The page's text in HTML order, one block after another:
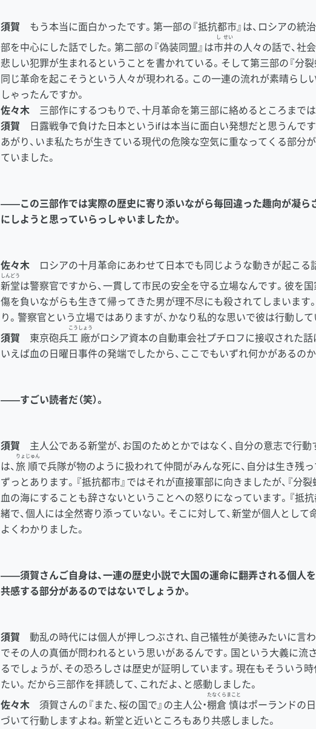
須賀 もう本当に面白かったです。第一部の『抵抗都市』は、ロシアの
部を中心にした話でした。第二部の『偽装同盟』は市
し
井
せい
の人々の話で、社
悲しい犯罪が生まれるということを書かれている。そして第三部の『分
同じ革命を起こそうという人々が現われる。この一連の流れが素晴らし
しゃったんですか。
佐々木 三部作にするつもりで、十月革命を第三部に絡めるところまで
須賀 日露戦争で負けた日本というifは本当に面白い発想だと思うんで
あがり、いま私たちが生きている現代の危険な空気に重なってくる部分
ていました。
――この三部作では実際の歴史に寄り添いながら毎回違った趣向が凝ら
にしようと思っていらっしゃいましたか。
佐々木 ロシアの十月革命にあわせて日本でも同じような動きが起こる
新堂
しんどう
は警察官ですから、一貫して市民の安全を守る立場なんです。彼を
傷を負いながらも生きて帰ってきた男が理不尽にも殺されてしまいます
り。警察官という立場ではありますが、かなり私的な思いで彼は行動して
須賀 東京砲兵工
こう
廠
しょう
がロシア資本の自動車会社プチロフに接収された話
いえば血の日曜日事件の発端でしたから、ここでもいずれ何かがあるの
――すごい読者だ（笑）。
須賀 主人公である新堂が、お国のためとかではなく、自分の意志で行
は、旅
りょ
順
じゅん
で兵隊が物のように扱われて仲間がみんな死に、自分は生き残
ずっとあります。『抵抗都市』ではそれが直接軍部に向きましたが、『分
血の海にすることも辞さないということへの怒りになっています。『抵
緒で、個人には全然寄り添っていない。そこに対して、新堂が個人とし
よくわかりました。
――須賀さんご自身は、一連の歴史小説で大国の運命に翻弄される個人
共感する部分があるのではないでしょうか。
須賀 動乱の時代には個人が押しつぶされ、自己犠牲が美徳みたいに言
でその人の真価が問われるという思いがあるんです。国という大義に流
るでしょうが、その恐ろしさは歴史が証明しています。現在もそういう
たい。だから三部作を拝読して、これだよ、と感動しました。
佐々木 須賀さんの『また、桜の国で』の主人公・棚倉
たなくら
慎
まこと
はポーランドの
づいて行動しますよね。新堂と近いところもあり共感しました。